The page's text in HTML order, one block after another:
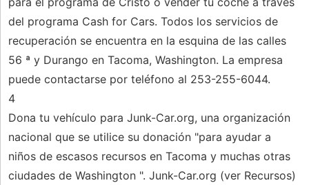
del programa Cash for Cars. Todos los servicios de
recuperación se encuentra en la esquina de las calles
56 ª y Durango en Tacoma, Washington. La empresa
puede contactarse por teléfono al 253-255-6044.
4
Dona tu vehículo para Junk-Car.org, una organización
nacional que se utilice su donación "para ayudar a
niños de escasos recursos en Tacoma y muchas otras
ciudades de Washington ". Junk-Car.org (ver Recursos)